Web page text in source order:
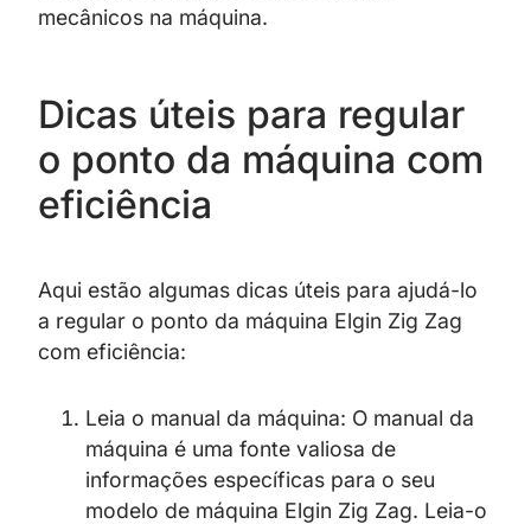
mecânicos na máquina.
Dicas úteis para regular
o ponto da máquina com
eficiência
Aqui estão algumas dicas úteis para ajudá-lo
a regular o ponto da máquina Elgin Zig Zag
com eficiência:
Leia o manual da máquina: O manual da
máquina é uma fonte valiosa de
informações específicas para o seu
modelo de máquina Elgin Zig Zag. Leia-o